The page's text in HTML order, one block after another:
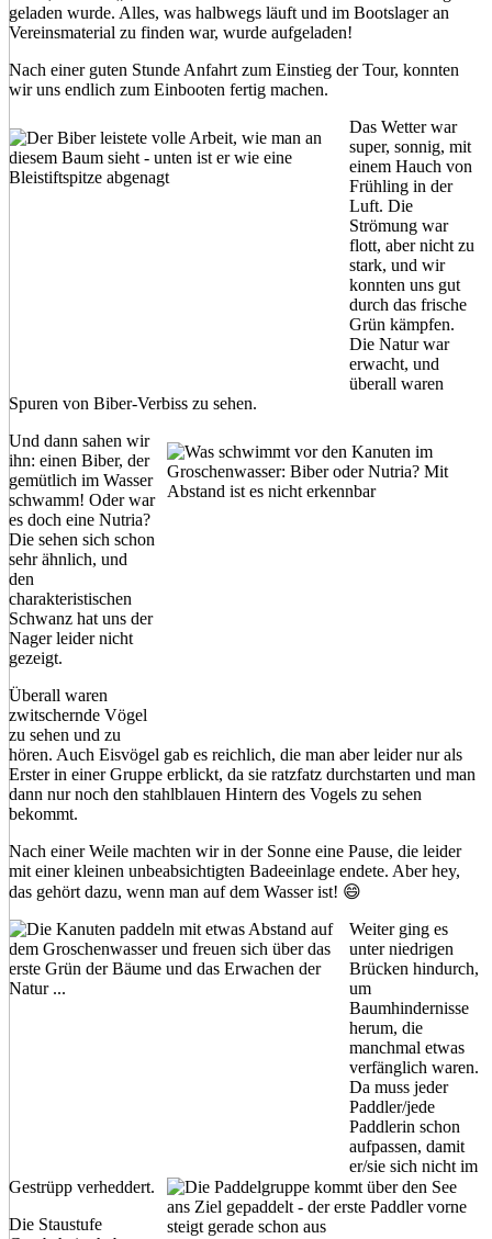
geladen wurde. Alles, was halbwegs läuft und im Bootslager an
Vereinsmaterial zu finden war, wurde aufgeladen!
Nach einer guten Stunde Anfahrt zum Einstieg der Tour, konnten
wir uns endlich zum Einbooten fertig machen.
Das Wetter war
super, sonnig, mit
einem Hauch von
Frühling in der
Luft. Die
Strömung war
flott, aber nicht zu
stark, und wir
konnten uns gut
durch das frische
Grün kämpfen.
Die Natur war
erwacht, und
überall waren
Spuren von Biber-Verbiss zu sehen.
Und dann sahen wir
ihn: einen Biber, der
gemütlich im Wasser
schwamm! Oder war
es doch eine Nutria?
Die sehen sich schon
sehr ähnlich, und
den
charakteristischen
Schwanz hat uns der
Nager leider nicht
gezeigt.
Überall waren
zwitschernde Vögel
zu sehen und zu
hören. Auch Eisvögel gab es reichlich, die man aber leider nur als
Erster in einer Gruppe erblickt, da sie ratzfatz durchstarten und man
dann nur noch den stahlblauen Hintern des Vogels zu sehen
bekommt.
Nach einer Weile machten wir in der Sonne eine Pause, die leider
mit einer kleinen unbeabsichtigten Badeeinlage endete. Aber hey,
das gehört dazu, wenn man auf dem Wasser ist! 😄
Weiter ging es
unter niedrigen
Brücken hindurch,
um
Baumhindernisse
herum, die
manchmal etwas
verfänglich waren.
Da muss jeder
Paddler/jede
Paddlerin schon
aufpassen, damit
er/sie sich nicht im
Gestrüpp verheddert.
Die Staustufe